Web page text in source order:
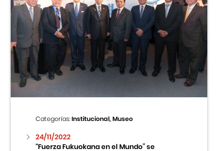
Categorías:Institucional, Museo
24/11/2022
“Fuerza Fukuokana en el Mundo” se